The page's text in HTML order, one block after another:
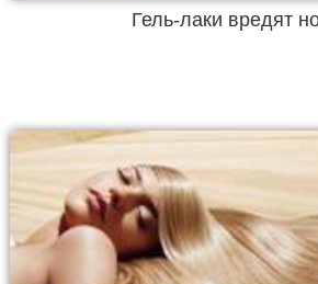
Гель-лаки вредят